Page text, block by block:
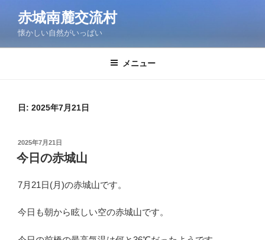
ン
赤城南麓交流村
懐かしい自然がいっぱい
メニュー
日: 2025年7月21日
投
稿
日:
2025年7月21日
今日の赤城山
7月21日(月)の赤城山です。
今日も朝から眩しい空の赤城山です。